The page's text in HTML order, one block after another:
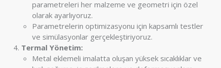
parametreleri her malzeme ve geometri için özel
olarak ayarlıyoruz.
Parametrelerin optimizasyonu için kapsamlı testler
ve simülasyonlar gerçekleştiriyoruz.
Termal Yönetim:
Metal eklemeli imalatta oluşan yüksek sıcaklıklar ve